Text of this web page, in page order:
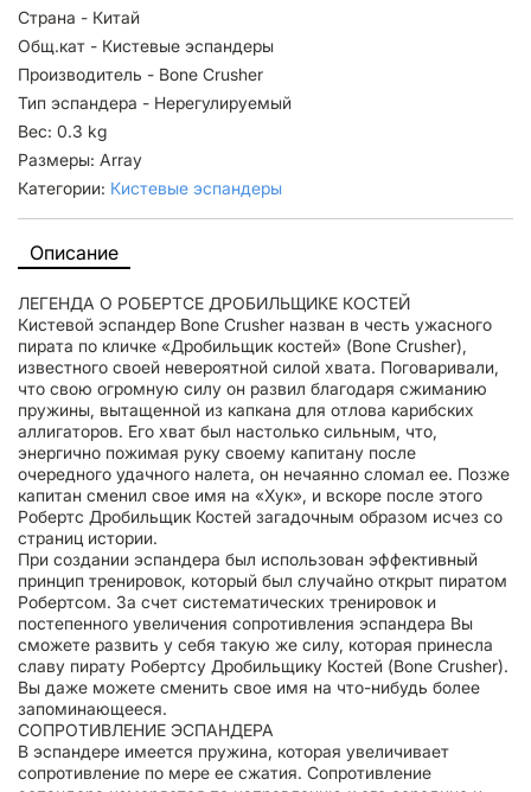
Описание
ЛЕГЕНДА О РОБЕРТСЕ ДРОБИЛЬЩИКЕ КОСТЕЙ
Кистевой эспандер Bone Crusher назван в честь ужасного
пирата по кличке «Дробильщик костей» (Bone Crusher),
известного своей невероятной силой хвата. Поговаривали,
что свою огромную силу он развил благодаря сжиманию
пружины, вытащенной из капкана для отлова карибских
аллигаторов. Его хват был настолько сильным, что,
энергично пожимая руку своему капитану после
очередного удачного налета, он нечаянно сломал ее. Позже
капитан сменил свое имя на «Хук», и вскоре после этого
Робертс Дробильщик Костей загадочным образом исчез со
страниц истории.
При создании эспандера был использован эффективный
принцип тренировок, который был случайно открыт пиратом
Робертсом. За счет систематических тренировок и
постепенного увеличения сопротивления эспандера Вы
сможете развить у себя такую же силу, которая принесла
славу пирату Робертсу Дробильщику Костей (Bone Crusher).
Вы даже можете сменить свое имя на что-нибудь более
запоминающееся.
СОПРОТИВЛЕНИЕ ЭСПАНДЕРА
В эспандере имеется пружина, которая увеличивает
сопротивление по мере ее сжатия. Сопротивление
Страна - Китай
Общ.кат - Кистевые эспандеры
Производитель - Bone Crusher
Тип эспандера - Нерегулируемый
Вес: 0.3 kg
Размеры: Array
Категории: Кистевые эспандеры